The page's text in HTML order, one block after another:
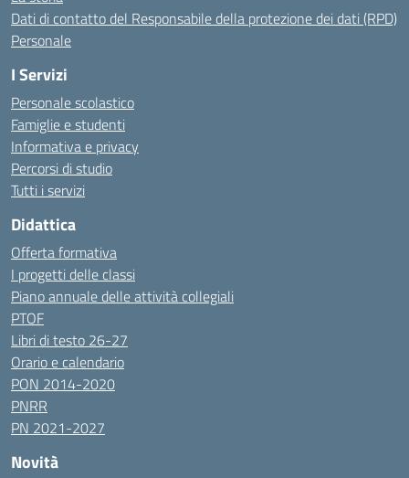
Dati di contatto del Responsabile della protezione dei dati (RPD)
Personale
I Servizi
Personale scolastico
Famiglie e studenti
Informativa e privacy
Percorsi di studio
Tutti i servizi
Didattica
Offerta formativa
I progetti delle classi
Piano annuale delle attività collegiali
PTOF
Libri di testo 26-27
Orario e calendario
PON 2014-2020
PNRR
PN 2021-2027
Novità